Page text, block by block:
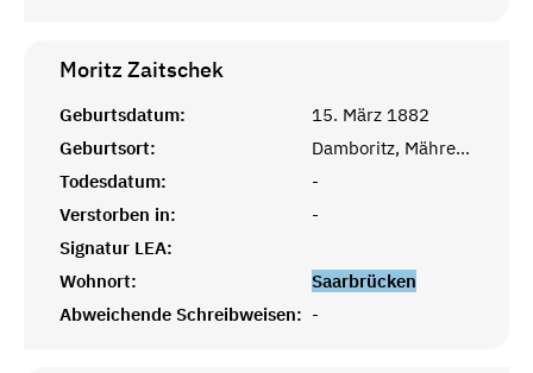
MoritzZaitschek
Geburtsdatum:
15. März 1882
Geburtsort:
Damboritz, Mähren, Österreich
Todesdatum:
-
Verstorben in:
-
Signatur LEA:
Wohnort:
Saarbrücken
Abweichende Schreibweisen: -